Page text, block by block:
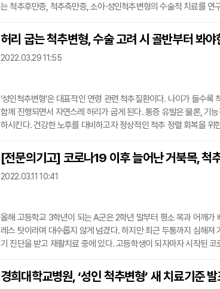
는 척추후만증, 척추측만증, 소아·성인척추변형의 수술적 치료를
을 목표로 하는 학회에 회장으로 취임하게 돼 막중한 책임감을 느낀
형이나 기형에 대한 수술적 치료뿐 아니라 척추퇴행성질환, 종양, 외
대한 개념적인...
허리 굽는 척추변형, 수술 고려 시 골반부터 봐야
2022.03.29 11:55
‘성인척추변형’은 대표적인 연령 관련 척추질환이다. 나이가 들수록
함께 진행되면서 자연스레 허리가 굽게 된다. 통증 유발은 물론, 기
하시킨다. 건강한 노후를 대비하고자 정상적인 척추 정렬 회복을 위
과 이기영 교수는 “인체의 골반은 삼차원적인 구조지만, 실제 임상
촬영한 2차원적 X-RAY에 의존하고 있다”며 “골반의 회전 및 위치
...
[전문의기고] 코로나19 이후 늘어난 거북목, 척
2022.03.11 10:41
올해 고등학교 3학년이 되는 A군은 2학년 말부터 평소 목과 어깨가
레스 탓이라며 대수롭지 않게 넘겼다. 하지만 최근 두통까지 심해져
기 진단을 받고 재활치료 중에 있다. 고등학생이 되자마자 시작된
보니 목뼈에 영향을 준 것이 원인이었다.코로나19로 인해 사회 활동
양한 분야에서 온라인 및 비대면 방식이 급속도로 확산되면서 스마
경희대학교병원, ‘성인 척추변형’ 새 치료기준